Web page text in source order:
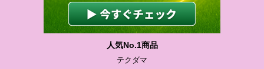
人気No.1商品
テクダマ